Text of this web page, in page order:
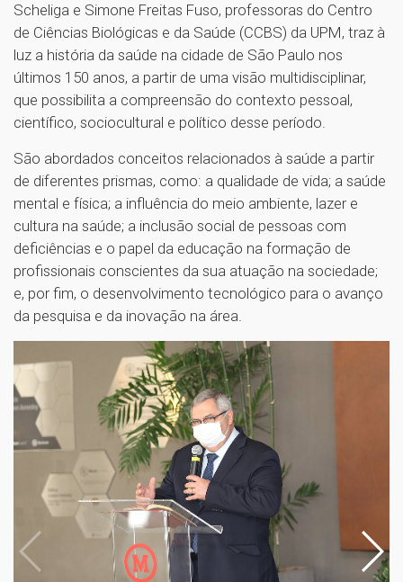
Scheliga e Simone Freitas Fuso, professoras do Centro
de Ciências Biológicas e da Saúde (CCBS) da UPM, traz à
luz a história da saúde na cidade de São Paulo nos
últimos 150 anos, a partir de uma visão multidisciplinar,
que possibilita a compreensão do contexto pessoal,
científico, sociocultural e político desse período.
São abordados conceitos relacionados à saúde a partir
de diferentes prismas, como: a qualidade de vida; a saúde
mental e física; a influência do meio ambiente, lazer e
cultura na saúde; a inclusão social de pessoas com
deficiências e o papel da educação na formação de
profissionais conscientes da sua atuação na sociedade;
e, por fim, o desenvolvimento tecnológico para o avanço
da pesquisa e da inovação na área.